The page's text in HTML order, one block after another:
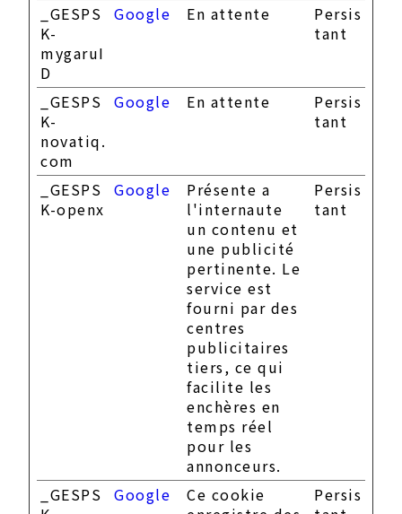
_GESPS
K-
mygaruI
D
Google En attente
Persis
tant
_GESPS
K-
novatiq.
com
Google En attente
Persis
tant
_GESPS
K-openx
Google
Présente a
l'internaute
un contenu et
une publicité
pertinente. Le
service est
fourni par des
centres
publicitaires
tiers, ce qui
facilite les
enchères en
temps réel
pour les
annonceurs.
Persis
tant
_GESPS
Google
Ce cookie
Persis